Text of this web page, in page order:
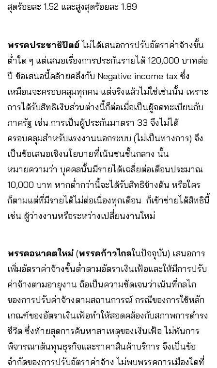
สุดร้อยละ 1.52 และสูงสุดร้อยละ 1.89
พรรคประชาธิปัตย์ ไม่ได้เสนอการปรับอัตราค่าจ้างขั้น
ต่ำใด ๆ แต่เสนอเรื่องการประกันรายได้ 120,000 บาทต่อ
ปี ข้อเสนอนี้คล้ายคลึงกับ Negative income tax ซึ่ง
เหมือนจะครอบคลุมทุกคน แต่จริงแล้วไม่ใช่เช่นนั้น เพราะ
การได้รับสิทธิเงินส่วนต่างนี้ก็ต่อเมื่อเป็นผู้จดทะเบียนกับ
ภาครัฐ เช่น การเป็นผู้ประกันมาตรา 33 จึงไม่ได้
ครอบคลุมสำหรับแรงงานนอกระบบ (ไม่เป็นทางการ) จึง
เป็นข้อเสนอเชิงนโยบายที่เน้นชนชั้นกลาง นั้น
หมายความว่า บุคคลนั้นมีรายได้เฉลี่ยต่อเดือนประมาณ
10,000 บาท หากต่ำกว่านี้จะได้รับสิทธิข้างต้น หรือใคร
ก็ตามแต่ที่มีรายได้ไม่ต่อเนื่องทุกเดือน ก็เข้าข่ายได้สิทธินี้
เช่น ผู้ว่างงานหรือระหว่างเปลี่ยนงานใหม่
พรรคอนาคตใหม่ (พรรคก้าวไกลในปัจจุบัน) เสนอการ
เพิ่มอัตราค่าจ้างขั้นต่ำตามอัตราเงินเฟ้อและให้มีการปรับ
ค่าจ้างตามอายุงาน ถือเป็นความชัดเจนว่าเน้นที่กลไก
ของการปรับค่าจ้างตามสถานการณ์ กรณีของการใช้หลัก
เกณฑ์ของอัตราเงินเฟ้อทำให้สอดคล้องกับสภาพการดำรง
ชีวิต ซึ่งท้ายสุดการค้นหาสาเหตุของเงินเฟ้อ ไม่พ้นการ
พิจารณาต้นทุนธุรกิจและราคาสินค้าบริการ จึงเป็นข้อ
จำกัดของการปรับอัตราค่าจ้าง ไม่พบพรรคการเมืองใดที่